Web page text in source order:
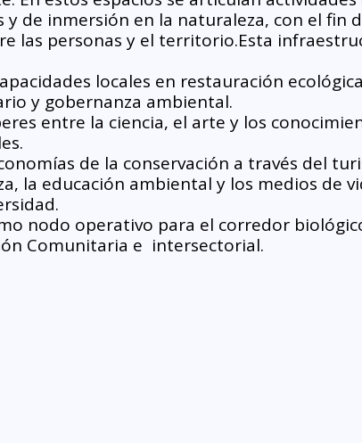
y de inmersión en la naturaleza, con el fin
las personas y el territorio.Esta
locales en restauración
y gobernanza ambiental.
entre la ciencia, el arte y los
de la conservación a través del
la educación ambiental y los medios de
nodo operativo para el corredor
Comunitaria e  intersectorial.